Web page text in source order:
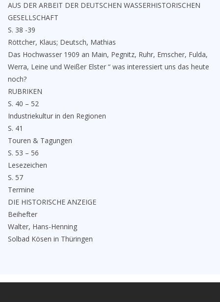
AUS DER ARBEIT DER DEUTSCHEN WASSERHISTORISCHEN
GESELLSCHAFT
S. 38 -39
Röttcher, Klaus; Deutsch, Mathias
Das Hochwasser 1909 an Main, Pegnitz, Ruhr, Emscher, Fulda,
Werra, Leine und Weißer Elster “ was interessiert uns das heute
noch?
RUBRIKEN
S. 40 – 52
Industriekultur in den Regionen
S. 41
Touren & Tagungen
S. 53 – 56
Lesezeichen
S. 57
Termine
DIE HISTORISCHE ANZEIGE
Beihefter
Walter, Hans-Henning
Solbad Kösen in Thüringen